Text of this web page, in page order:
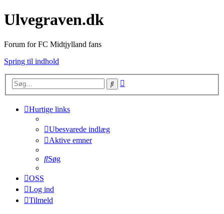
Ulvegraven.dk
Forum for FC Midtjylland fans
Spring til indhold
Søg
Hurtige links
Ubesvarede indlæg
Aktive emner
Søg
OSS
Log ind
Tilmeld